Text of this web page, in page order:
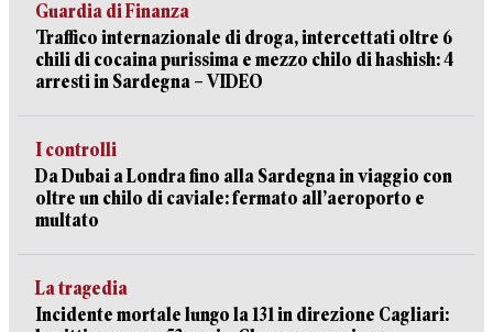
Guardia di Finanza
Traffico internazionale di droga, intercettati oltre 6
chili di cocaina purissima e mezzo chilo di hashish: 4
arresti in Sardegna – VIDEO
I controlli
Da Dubai a Londra fino alla Sardegna in viaggio con
oltre un chilo di caviale: fermato all’aeroporto e
multato
La tragedia
Incidente mortale lungo la 131 in direzione Cagliari: